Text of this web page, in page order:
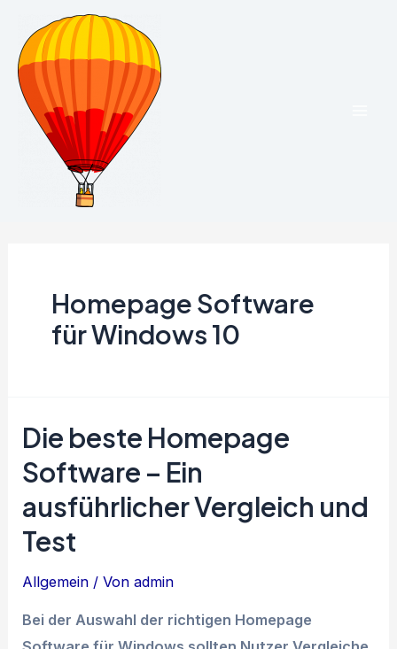
Inhalt
springen
Homepage Software
für Windows 10
Die beste Homepage
Software – Ein
ausführlicher Vergleich und
Test
Allgemein / Vonadmin
Bei der Auswahl der richtigen Homepage